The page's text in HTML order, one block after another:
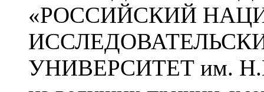
«РОССИЙСКИЙ
УНИВЕРСИТЕТ им.